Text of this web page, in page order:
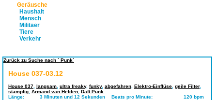
Geräusche
Haushalt
Mensch
Militaer
Tiere
Verkehr
Zurück zu Suche nach ` Punk`
House 037-03.12
House 037 langsam ultra freaky, funky, abgefahren Elektro-Einflüse geile Filter,
stampfig Armand van Helden Daft Punk
Länge:
3 Minuten und 12 Sekunden Beats pro Minute:
120 bpm